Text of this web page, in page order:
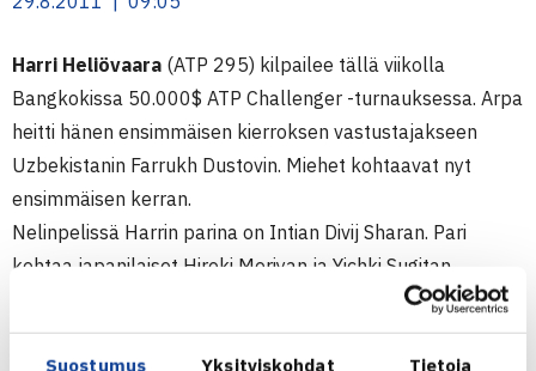
Suostumus Yksityiskohdat Tietoja
Harri Heliövaara (ATP 295) kilpailee tällä viikolla
Bangkokissa 50.000$ ATP Challenger -turnauksessa. Arpa
heitti hänen ensimmäisen kierroksen vastustajakseen
Uzbekistanin Farrukh Dustovin. Miehet kohtaavat nyt
ensimmäisen kerran.
Nelinpelissä Harrin parina on Intian Divij Sharan. Pari
kohtaa japanilaiset Hiroki Moriyan ja Yichki Sugitan.
Harrille ei ole merkitty otteluita maanantaiksi.
Bangkokin ATP Challenger -turnaus verkossa